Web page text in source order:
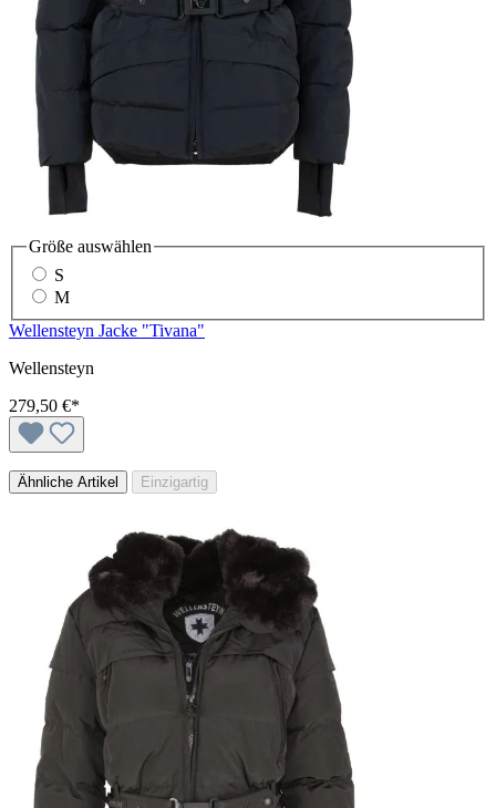
Größe auswählen
S
M
Wellensteyn Jacke "Tivana"
Wellensteyn
279,50 €*
Ähnliche Artikel Einzigartig